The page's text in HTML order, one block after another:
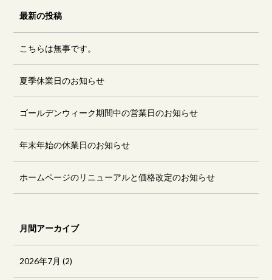
最新の投稿
こちらは無事です。
夏季休業日のお知らせ
ゴールデンウィーク期間中の営業日のお知らせ
年末年始の休業日のお知らせ
ホームページのリニューアルと価格改定のお知らせ
月間アーカイブ
2026年7月 (2)